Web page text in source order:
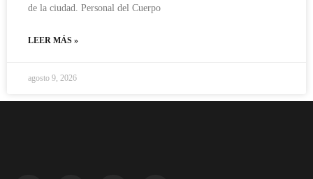
de la ciudad. Personal del Cuerpo
LEER MÁS »
agosto 9, 2026